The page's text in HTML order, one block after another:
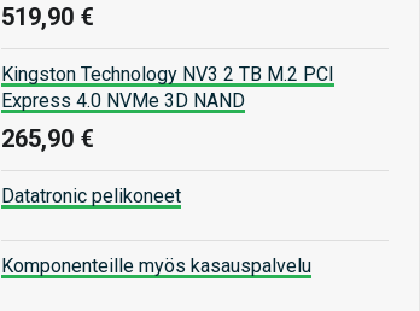
519,90 €
Kingston Technology NV3 2 TB M.2 PCI
Express 4.0 NVMe 3D NAND
265,90 €
Datatronic pelikoneet
Komponenteille myös kasauspalvelu